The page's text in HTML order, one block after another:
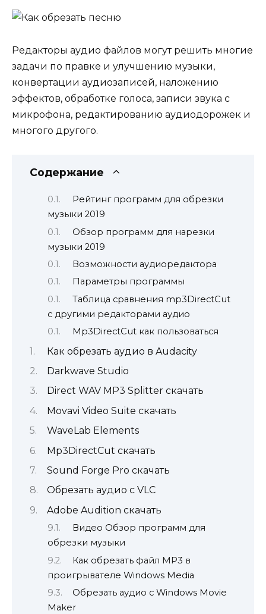
Редакторы аудио файлов могут решить многие
задачи по правке и улучшению музыки,
конвертации аудиозаписей, наложению
эффектов, обработке голоса, записи звука с
микрофона, редактированию аудиодорожек и
многого другого.
Содержание
Рейтинг программ для обрезки
музыки 2019
Обзор программ для нарезки
музыки 2019
Возможности аудиоредактора
Параметры программы
Таблица сравнения mp3DirectCut
с другими редакторами аудио
Mp3DirectCut как пользоваться
Как обрезать аудио в Audacity
Darkwave Studio
Direct WAV MP3 Splitter скачать
Movavi Video Suite скачать
WaveLab Elements
Mp3DirectCut скачать
Sound Forge Pro скачать
Обрезать аудио с VLC
Adobe Audition скачать
Видео Обзор программ для
обрезки музыки
Как обрезать файл MP3 в
проигрывателе Windows Media
Обрезать аудио с Windows Movie
Maker